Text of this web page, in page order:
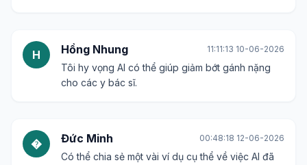
H Hồng Nhung 11:11:13 10-06-2026
Tôi hy vọng AI có thể giúp giảm bớt gánh nặng
cho các y bác sĩ.
� Đức Minh 00:48:18 12-06-2026
Có thể chia sẻ một vài ví dụ cụ thể về việc AI đã